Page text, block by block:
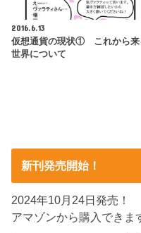
2016.6.13
仮想通貨の現状① これから来
世界について
新刊発売開始！
2024年10月24日発売！
アマゾンから購入できま